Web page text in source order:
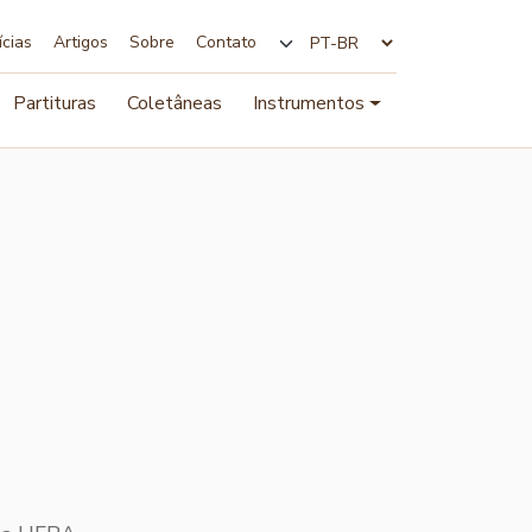
Artigos Sobre Contato
Partituras Coletâneas Instrumentos